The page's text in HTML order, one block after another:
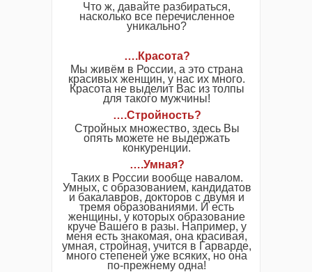
Что ж, давайте разбираться,
насколько все перечисленное
уникально?
….Красота?
Мы живём в России, а это страна
красивых женщин, у нас их много.
Красота не выделит Вас из толпы
для такого мужчины!
….Стройность?
Стройных множество, здесь Вы
опять можете не выдержать
конкуренции.
….Умная?
Таких в России вообще навалом.
Умных, с образованием, кандидатов
и бакалавров, докторов с двумя и
тремя образованиями. И есть
женщины, у которых образование
круче Вашего в разы. Например, у
меня есть знакомая, она красивая,
умная, стройная, учится в Гарварде,
много степеней уже всяких, но она
по-прежнему одна!